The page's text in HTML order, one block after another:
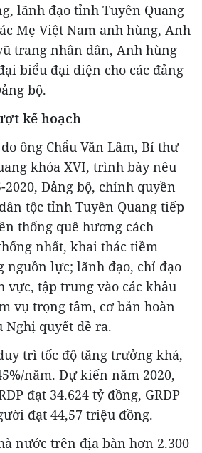
lãnh đạo tỉnh Tuyên Quang
Mẹ Việt Nam anh hùng, Anh
trang nhân dân, Anh hùng
biểu đại diện cho các đảng
bộ.
kế hoạch
ông Chẩu Văn Lâm, Bí thư
khóa XVI, trình bày nêu
Đảng bộ, chính quyền
tộc tỉnh Tuyên Quang tiếp
thống quê hương cách
nhất, khai thác tiềm
nguồn lực; lãnh đạo, chỉ đạo
vực, tập trung vào các khâu
vụ trọng tâm, cơ bản hoàn
Nghị quyết đề ra.
trì tốc độ tăng trưởng khá,
năm. Dự kiến năm 2020,
đạt 34.624 tỷ đồng, GRDP
đạt 44,57 triệu đồng.
nước trên địa bàn hơn 2.300